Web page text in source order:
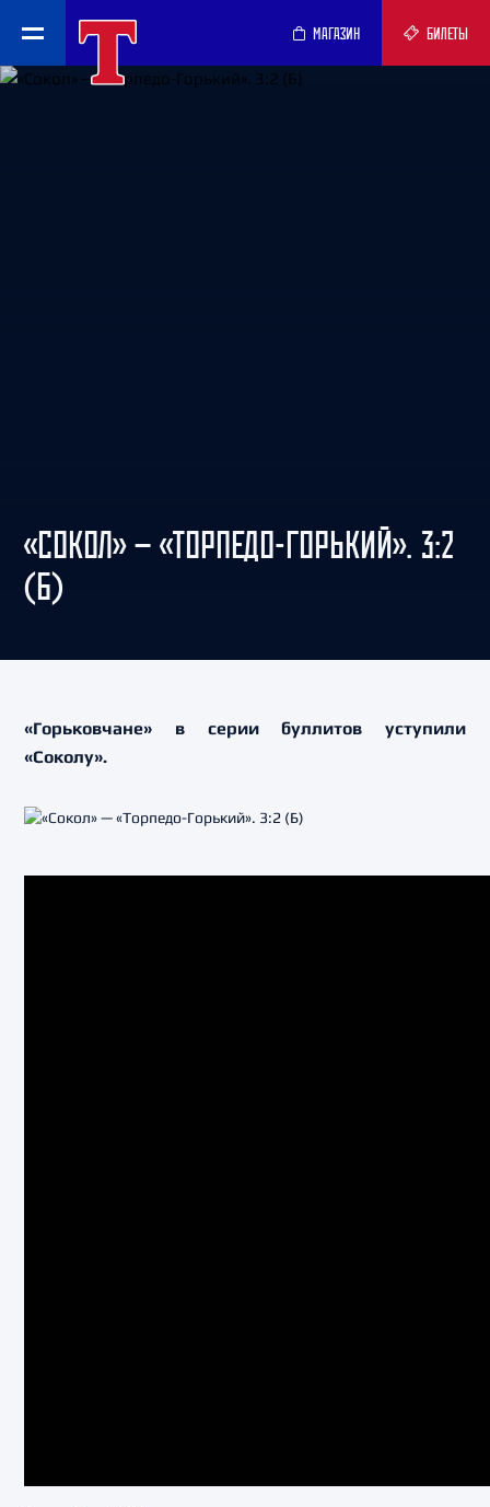
МАГАЗИН БИЛЕТЫ
«СОКОЛ» — «ТОРПЕДО-ГОРЬКИЙ». 3:2
(Б)
«Горьковчане» в серии буллитов уступили
«Соколу».